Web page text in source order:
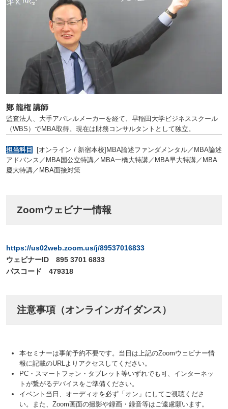
鄭 龍権 講師
監査法人、大手アパレルメーカーを経て、早稲田大学ビジネススクール
（WBS）でMBA取得。現在は財務コンサルタントとして独立。
担当科目
[オンライン / 新宿本校]MBA論述ファンダメンタル／MBA論述
アドバンス／MBA国公立特講／MBA一橋大特講／MBA早大特講／MBA
慶大特講／MBA面接対策
Zoomウェビナー情報
https://us02web.zoom.us/j/89537016833
ウェビナーID 895 3701 6833
パスコード 479318
注意事項（オンラインガイダンス）
本セミナーは事前予約不要です。当日は上記のZoomウェビナー情
報に記載のURLよりアクセスしてください。
PC・スマートフォン・タブレット等いずれでも可、インターネッ
トが繋がるデバイスをご準備ください。
イベント当日、オーディオを必ず「オン」にしてご視聴くださ
い。また、Zoom画面の撮影や録画・録音等はご遠慮願います。